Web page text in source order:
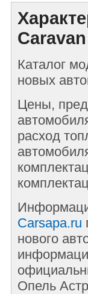
Каталог
новых
Цены,
расход
Carsapa.ru
нового
Опель